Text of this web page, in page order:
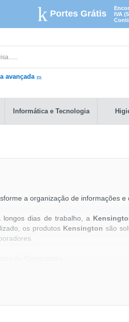
Portes Grátis
IVA
avançada
Informática e Tecnologia
a organização de informações e
longos dias de trabalho, a
os produtos Kensingtonsão